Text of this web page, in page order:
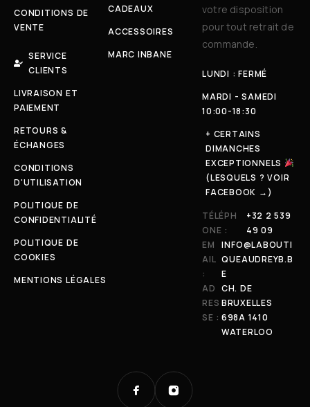
CONDITIONS DE
VENTE
SERVICE
CLIENTS
LIVRAISON ET
PAIEMENT
RETOURS &
ÉCHANGES
CONDITIONS
D'UTILISATION
POLITIQUE DE
CONFIDENTIALITÉ
POLITIQUE DE
COOKIES
MENTIONS LÉGALES
CADEAUX
ACCESSOIRES
MARC INBANE
votre disposition
pour tout retrait de
commande.
LUNDI : FERMÉ
MARDI - SAMEDI
10:00-18:30
+ CERTAINS
DIMANCHES
EXCEPTIONNELS
(LESQUELS ? VOIR
FACEBOOK →)
TÉLÉPH
ONE :
+32 2 539
49 09
EM
AIL
:
INFO@LABOUTI
QUEAUDREYB.B
E
AD
RES
SE :
CH. DE
BRUXELLES
698A 1410
WATERLOO